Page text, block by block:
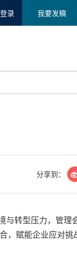
登录 我要发稿
美国临床肿瘤学
分享到：
与转型压力，管理
，赋能企业应对挑